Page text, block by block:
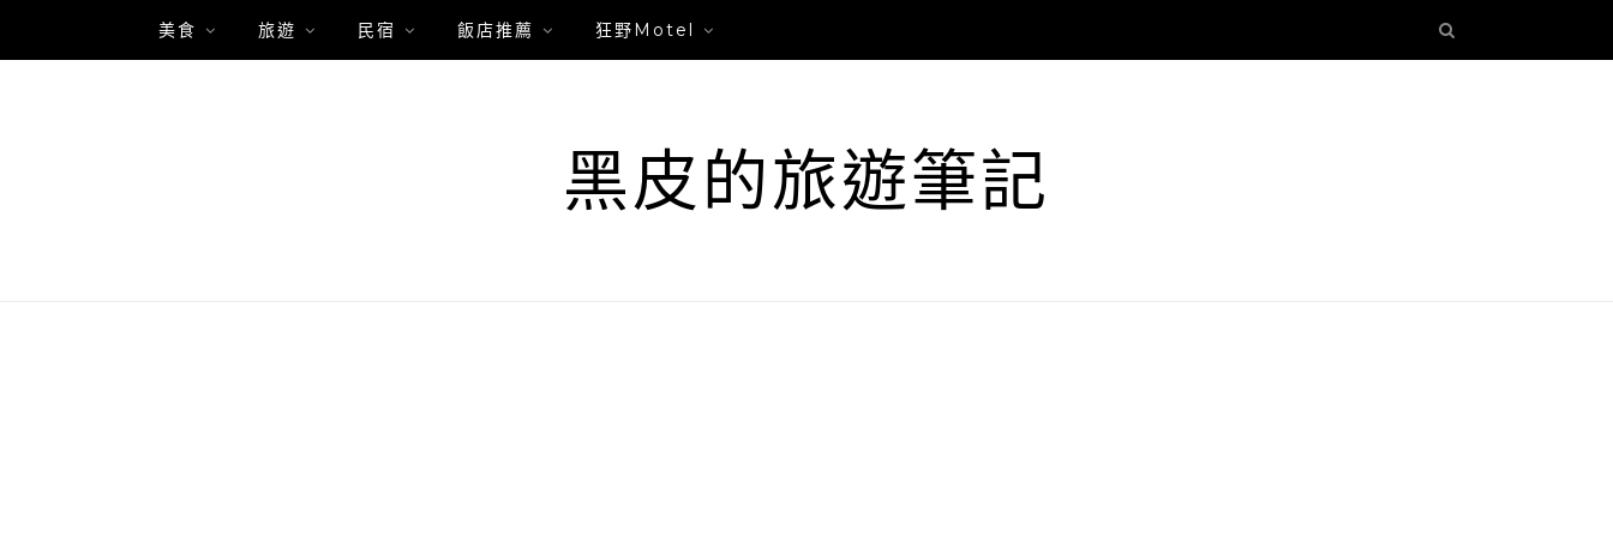
美食 旅遊 民宿 飯店推薦 狂野Motel
黑皮的旅遊筆記